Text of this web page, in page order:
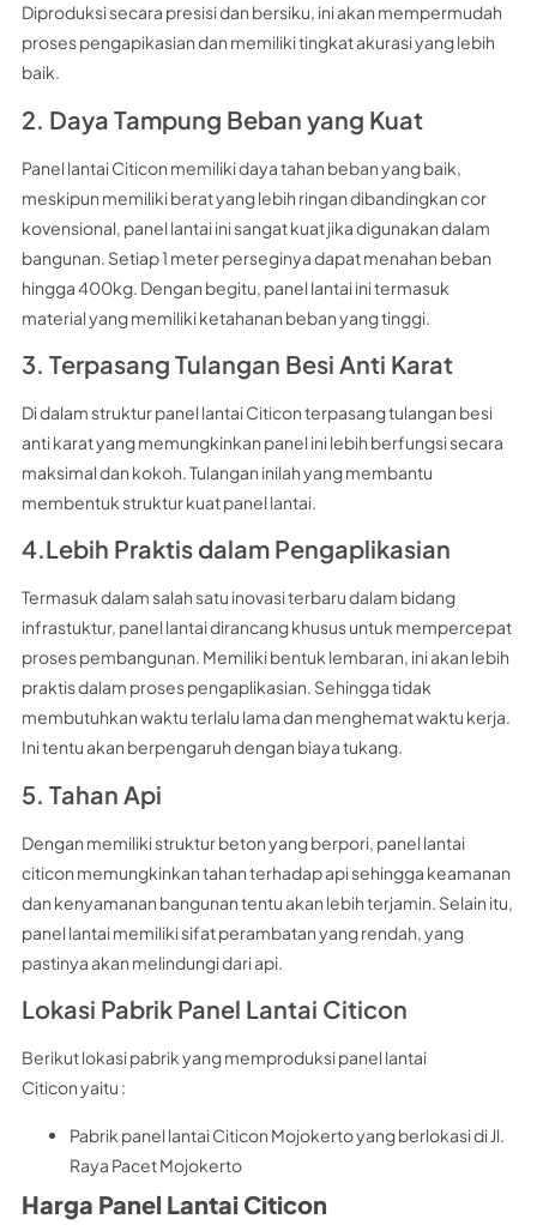
Diproduksi secara presisi dan bersiku, ini akan mempermudah
proses pengapikasian dan memiliki tingkat akurasi yang lebih
baik.
2. Daya Tampung Beban yang Kuat
Panel lantai Citicon memiliki daya tahan beban yang baik,
meskipun memiliki berat yang lebih ringan dibandingkan cor
kovensional, panel lantai ini sangat kuat jika digunakan dalam
bangunan. Setiap 1 meter perseginya dapat menahan beban
hingga 400kg. Dengan begitu, panel lantai ini termasuk
material yang memiliki ketahanan beban yang tinggi.
3. Terpasang Tulangan Besi Anti Karat
Di dalam struktur panel lantai Citicon terpasang tulangan besi
anti karat yang memungkinkan panel ini lebih berfungsi secara
maksimal dan kokoh. Tulangan inilah yang membantu
membentuk struktur kuat panel lantai.
4.Lebih Praktis dalam Pengaplikasian
Termasuk dalam salah satu inovasi terbaru dalam bidang
infrastuktur, panel lantai dirancang khusus untuk mempercepat
proses pembangunan. Memiliki bentuk lembaran, ini akan lebih
praktis dalam proses pengaplikasian. Sehingga tidak
membutuhkan waktu terlalu lama dan menghemat waktu kerja.
Ini tentu akan berpengaruh dengan biaya tukang.
5. Tahan Api
Dengan memiliki struktur beton yang berpori, panel lantai
citicon memungkinkan tahan terhadap api sehingga keamanan
dan kenyamanan bangunan tentu akan lebih terjamin. Selain itu,
panel lantai memiliki sifat perambatan yang rendah, yang
pastinya akan melindungi dari api.
Lokasi Pabrik Panel Lantai Citicon
Berikut lokasi pabrik yang memproduksi panel lantai
Citicon yaitu :
Pabrik panel lantai Citicon Mojokerto yang berlokasi di Jl.
Raya Pacet Mojokerto
Harga Panel Lantai Citicon